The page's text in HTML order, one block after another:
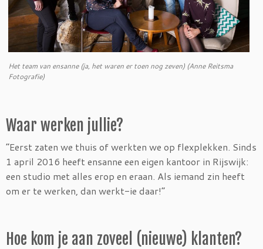
Het team van ensanne (ja, het waren er toen nog zeven) (Anne Reitsma
Fotografie)
Waar werken jullie?
“Eerst zaten we thuis of werkten we op flexplekken. Sinds
1 april 2016 heeft ensanne een eigen kantoor in Rijswijk:
een studio met alles erop en eraan. Als iemand zin heeft
om er te werken, dan werkt-ie daar!”
Hoe kom je aan zoveel (nieuwe) klanten?